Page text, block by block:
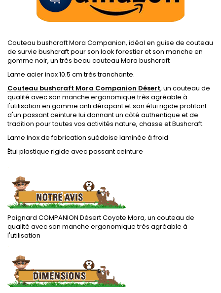
Couteau bushcraft Mora Companion, idéal en guise de couteau
de survie bushcraft pour son look forestier et son manche en
gomme noir, un très beau couteau Mora bushcraft
Lame acier inox 10.5 cm très tranchante.
Couteau bushcraft Mora Companion Désert, un couteau de
qualité avec son manche ergonomique très agréable à
l'utilisation en gomme anti dérapant et son étui rigide profitant
d'un passant ceinture lui donnant un côté authentique et de
tradition pour toutes vos activités nature, chasse et Bushcraft.
Lame Inox de fabrication suédoise laminée à froid
Étui plastique rigide avec passant ceinture
.
Poignard COMPANION Désert Coyote Mora, un couteau de
qualité avec son manche ergonomique très agréable à
l'utilisation
.